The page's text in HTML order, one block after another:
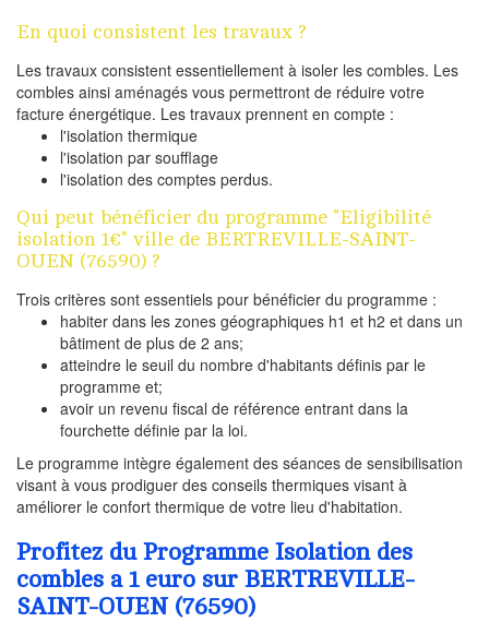
En quoi consistent les travaux ?
Les travaux consistent essentiellement à isoler les combles. Les
combles ainsi aménagés vous permettront de réduire votre
facture énergétique. Les travaux prennent en compte :
l'isolation thermique
l'isolation par soufflage
l'isolation des comptes perdus.
Qui peut bénéficier du programme "Eligibilité
isolation 1€" ville de BERTREVILLE-SAINT-
OUEN (76590) ?
Trois critères sont essentiels pour bénéficier du programme :
habiter dans les zones géographiques h1 et h2 et dans un
bâtiment de plus de 2 ans;
atteindre le seuil du nombre d'habitants définis par le
programme et;
avoir un revenu fiscal de référence entrant dans la
fourchette définie par la loi.
Le programme intègre également des séances de sensibilisation
visant à vous prodiguer des conseils thermiques visant à
améliorer le confort thermique de votre lieu d'habitation.
Profitez du Programme Isolation des
combles a 1 euro sur BERTREVILLE-
SAINT-OUEN (76590)